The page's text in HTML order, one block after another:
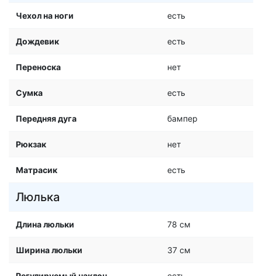
Чехол на ноги есть
Дождевик есть
Переноска нет
Сумка есть
Передняя дуга бампер
Рюкзак нет
Матрасик есть
Люлька
Длина люльки 78 см
Ширина люльки 37 см